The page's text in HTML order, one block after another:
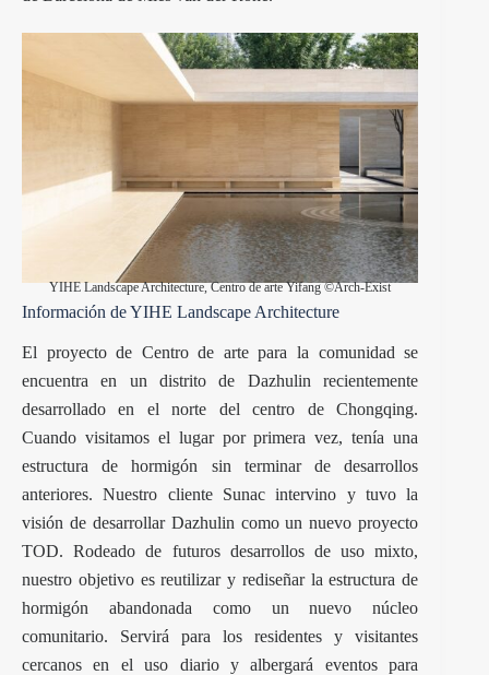
YIHE Landscape Architecture, Centro de arte Yifang ©Arch-Exist
Información de YIHE Landscape Architecture
El proyecto de Centro de arte para la comunidad se
encuentra en un distrito de Dazhulin recientemente
desarrollado en el norte del centro de Chongqing.
Cuando visitamos el lugar por primera vez, tenía una
estructura de hormigón sin terminar de desarrollos
anteriores. Nuestro cliente Sunac intervino y tuvo la
visión de desarrollar Dazhulin como un nuevo proyecto
TOD. Rodeado de futuros desarrollos de uso mixto,
nuestro objetivo es reutilizar y rediseñar la estructura de
hormigón abandonada como un nuevo núcleo
comunitario. Servirá para los residentes y visitantes
cercanos en el uso diario y albergará eventos para